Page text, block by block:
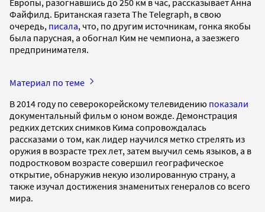
Файфилд. Британская газета The Telegraph, в свою
очередь, писала, что, по другим источникам, гонка якобы
была парусная, а обогнал Ким не чемпиона, а заезжего
предпринимателя.
Материал по теме
В 2014 году по северокорейскому телевидению показали
документальный фильм о юном вожде. Демонстрация
редких детских снимков Кима сопровождалась
рассказами о том, как лидер научился метко стрелять из
оружия в возрасте трех лет, затем выучил семь языков, а в
подростковом возрасте совершил географическое
открытие, обнаружив некую изолированную страну, а
также изучал достижения знаменитых генералов со всего
мира.